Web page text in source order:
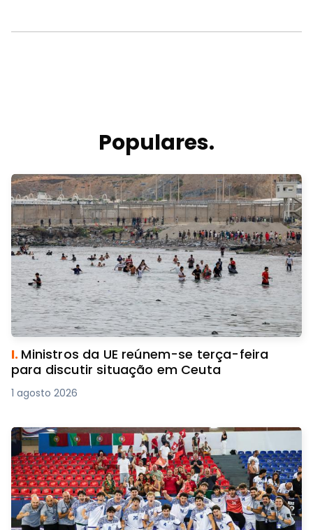
Populares.
I. Ministros da UE reúnem-se terça-feira
para discutir situação em Ceuta
1 agosto 2026